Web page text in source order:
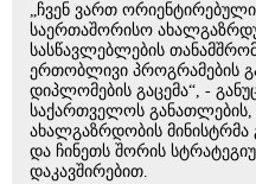
„ჩვენ ვართ
საერთაშორისო
სასწავლებლების
ერთობლივი პროგრამების
დიპლომების გაცემა“, -
საქართველოს განათლების,
ახალგაზრდობის მინისტრმა
და ჩინეთს შორის
დაკავშირებით.